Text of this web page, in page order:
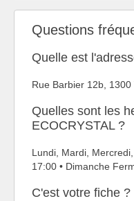
Questions
Quelle est
Rue Barbier 12b, 1300
Quelles sont les
ECOCRYSTAL ?
Lundi, Mardi,
17:00 • Dimanche
C'est votre fiche ?